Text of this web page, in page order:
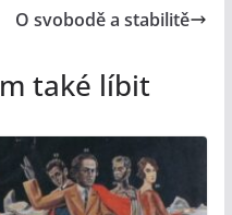
O svobodě a stabilitě
také líbit